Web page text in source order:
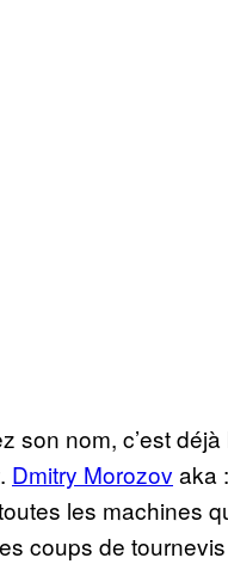
son nom, c’est
Dmitry Morozov aka
les machines
coups de